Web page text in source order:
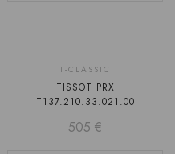
T-CLASSIC
TISSOT PRX
T137.210.33.021.00
505 €